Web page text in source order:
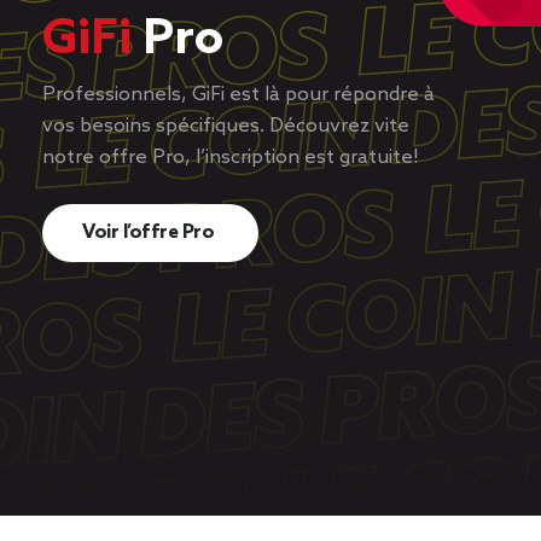
GiFiPro
Professionnels, GiFi est là pour répondre à
vos besoins spécifiques. Découvrez vite
notre offre Pro, l’inscription est gratuite!
Voir l’offre Pro